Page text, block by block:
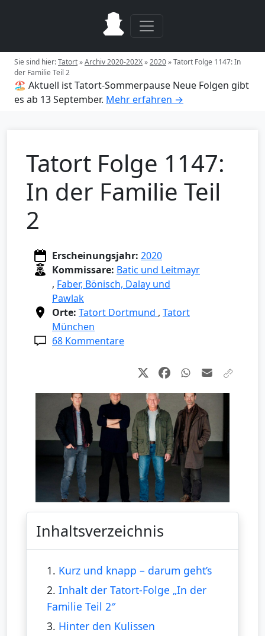
Sie sind hier:Tatort»Archiv 2020-202X»2020»Tatort Folge 1147: In
der Familie Teil 2
🏖️ Aktuell ist Tatort-Sommerpause Neue Folgen gibt
es ab 13 September. Mehr erfahren →
Tatort Folge 1147:
In der Familie Teil
2
Erscheinungsjahr: 2020
Kommissare: Batic und Leitmayr
, Faber, Bönisch, Dalay und
Pawlak
Orte: Tatort Dortmund , Tatort
München
68 Kommentare
Inhaltsverzeichnis
1. Kurz und knapp – darum geht’s
2. Inhalt der Tatort-Folge „In der
Familie Teil 2″
3. Hinter den Kulissen